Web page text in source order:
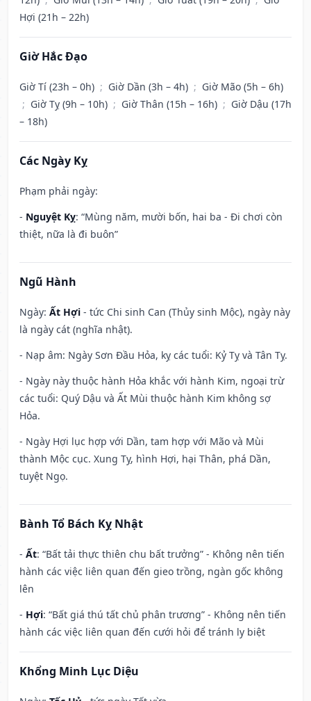
Hợi (21h – 22h)
Giờ Hắc Đạo
Giờ Tí (23h – 0h) ; Giờ Dần (3h – 4h) ; Giờ Mão (5h – 6h)
; Giờ Tỵ (9h – 10h) ; Giờ Thân (15h – 16h) ; Giờ Dậu (17h
– 18h)
Các Ngày Kỵ
Phạm phải ngày:
- Nguyệt Kỵ: “Mùng năm, mười bốn, hai ba - Đi chơi còn
thiệt, nữa là đi buôn”
Ngũ Hành
Ngày: Ất Hợi - tức Chi sinh Can (Thủy sinh Mộc), ngày này
là ngày cát (nghĩa nhật).
- Nạp âm: Ngày Sơn Đầu Hỏa, kỵ các tuổi: Kỷ Tỵ và Tân Tỵ.
- Ngày này thuộc hành Hỏa khắc với hành Kim, ngoại trừ
các tuổi: Quý Dậu và Ất Mùi thuộc hành Kim không sợ
Hỏa.
- Ngày Hợi lục hợp với Dần, tam hợp với Mão và Mùi
thành Mộc cục. Xung Tỵ, hình Hợi, hại Thân, phá Dần,
tuyệt Ngọ.
Bành Tổ Bách Kỵ Nhật
- Ất: “Bất tải thực thiên chu bất trưởng” - Không nên tiến
hành các việc liên quan đến gieo trồng, ngàn gốc không
lên
- Hợi: “Bất giá thú tất chủ phân trương” - Không nên tiến
hành các việc liên quan đến cưới hỏi để tránh ly biệt
Khổng Minh Lục Diệu